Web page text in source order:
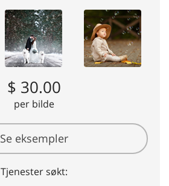
$ 30.00
per bilde
Se eksempler
Tjenester søkt: